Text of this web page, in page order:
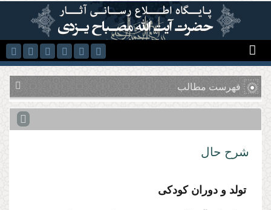
رفتن به محتوای اصلی
فهرست مطالب
شرح حال
تولد و دوران كودكى